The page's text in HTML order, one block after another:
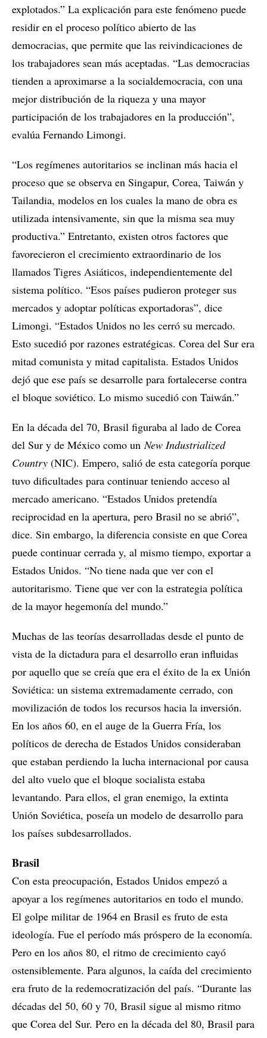
explotados.” La explicación para este fenómeno puede
residir en el proceso político abierto de las
democracias, que permite que las reivindicaciones de
los trabajadores sean más aceptadas. “Las democracias
tienden a aproximarse a la socialdemocracia, con una
mejor distribución de la riqueza y una mayor
participación de los trabajadores en la producción”,
evalúa Fernando Limongi.
“Los regímenes autoritarios se inclinan más hacia el
proceso que se observa en Singapur, Corea, Taiwán y
Tailandia, modelos en los cuales la mano de obra es
utilizada intensivamente, sin que la misma sea muy
productiva.” Entretanto, existen otros factores que
favorecieron el crecimiento extraordinario de los
llamados Tigres Asiáticos, independientemente del
sistema político. “Esos países pudieron proteger sus
mercados y adoptar políticas exportadoras”, dice
Limongi. “Estados Unidos no les cerró su mercado.
Esto sucedió por razones estratégicas. Corea del Sur era
mitad comunista y mitad capitalista. Estados Unidos
dejó que ese país se desarrolle para fortalecerse contra
el bloque soviético. Lo mismo sucedió con Taiwán.”
En la década del 70, Brasil figuraba al lado de Corea
del Sur y de México como unNew Industrialized
Country (NIC). Empero, salió de esta categoría porque
tuvo dificultades para continuar teniendo acceso al
mercado americano. “Estados Unidos pretendía
reciprocidad en la apertura, pero Brasil no se abrió”,
dice. Sin embargo, la diferencia consiste en que Corea
puede continuar cerrada y, al mismo tiempo, exportar a
Estados Unidos. “No tiene nada que ver con el
autoritarismo. Tiene que ver con la estrategia política
de la mayor hegemonía del mundo.”
Muchas de las teorías desarrolladas desde el punto de
vista de la dictadura para el desarrollo eran influidas
por aquello que se creía que era el éxito de la ex Unión
Soviética: un sistema extremadamente cerrado, con
movilización de todos los recursos hacia la inversión.
En los años 60, en el auge de la Guerra Fría, los
políticos de derecha de Estados Unidos consideraban
que estaban perdiendo la lucha internacional por causa
del alto vuelo que el bloque socialista estaba
levantando. Para ellos, el gran enemigo, la extinta
Unión Soviética, poseía un modelo de desarrollo para
los países subdesarrollados.
Brasil
Con esta preocupación, Estados Unidos empezó a
apoyar a los regímenes autoritarios en todo el mundo.
El golpe militar de 1964 en Brasil es fruto de esta
ideología. Fue el período más próspero de la economía.
Pero en los años 80, el ritmo de crecimiento cayó
ostensiblemente. Para algunos, la caída del crecimiento
era fruto de la redemocratización del país. “Durante las
décadas del 50, 60 y 70, Brasil sigue al mismo ritmo
que Corea del Sur. Pero en la década del 80, Brasil para